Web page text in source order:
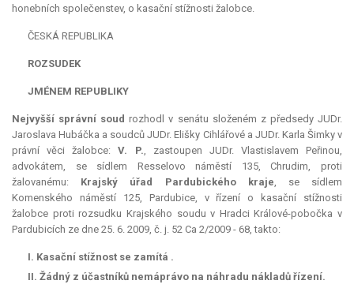
honebních společenstev, o kasační stížnosti žalobce.
ČESKÁ REPUBLIKA
ROZSUDEK
JMÉNEM REPUBLIKY
Nejvyšší správní soud rozhodl v senátu složeném z předsedy JUDr.
Jaroslava Hubáčka a soudců JUDr. Elišky Cihlářové a JUDr. Karla Šimky v
právní věci žalobce:V. P., zastoupen JUDr. Vlastislavem Peřinou,
advokátem, se sídlem Resselovo náměstí 135, Chrudim, proti
žalovanému: Krajský úřad Pardubického kraje, se sídlem
Komenského náměstí 125, Pardubice, v řízení o kasační stížnosti
žalobce proti rozsudku Krajského soudu v Hradci Králové-pobočka v
Pardubicích ze dne 25. 6. 2009, č. j. 52 Ca 2/2009 - 68, takto:
I. Kasační stížnost se zamítá .
II. Žádný z účastníků nemáprávo na náhradu nákladů řízení.